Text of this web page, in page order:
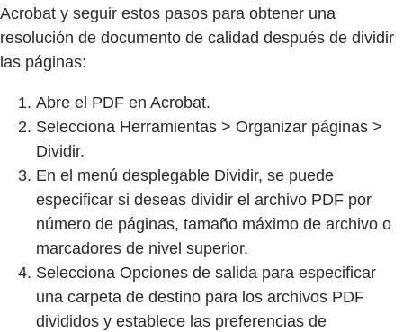
Acrobat y seguir estos pasos para obtener una
resolución de documento de calidad después de dividir
las páginas:
Abre el PDF en Acrobat.
Selecciona Herramientas > Organizar páginas >
Dividir.
En el menú desplegable Dividir, se puede
especificar si deseas dividir el archivo PDF por
número de páginas, tamaño máximo de archivo o
marcadores de nivel superior.
Selecciona Opciones de salida para especificar
una carpeta de destino para los archivos PDF
divididos y establece las preferencias de